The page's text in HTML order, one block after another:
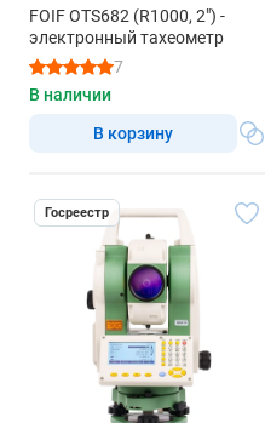
FOIF OTS682 (R1000, 2") -
электронный тахеометр
7
В наличии
В корзину
Госреестр